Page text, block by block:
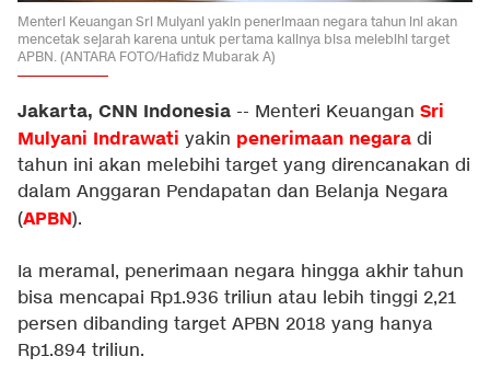
Menteri Keuangan Sri Mulyani yakin penerimaan negara tahun ini akan
mencetak sejarah karena untuk pertama kalinya bisa melebihi target
APBN. (ANTARA FOTO/Hafidz Mubarak A)
Jakarta, CNN Indonesia -- Menteri Keuangan Sri
Mulyani Indrawati yakin penerimaan negara di
tahun ini akan melebihi target yang direncanakan di
dalam Anggaran Pendapatan dan Belanja Negara
(APBN).
Ia meramal, penerimaan negara hingga akhir tahun
bisa mencapai Rp1.936 triliun atau lebih tinggi 2,21
persen dibanding target APBN 2018 yang hanya
Rp1.894 triliun.